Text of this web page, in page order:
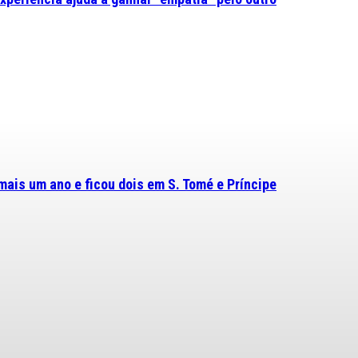
um ano e ficou dois em S. Tomé e Príncipe